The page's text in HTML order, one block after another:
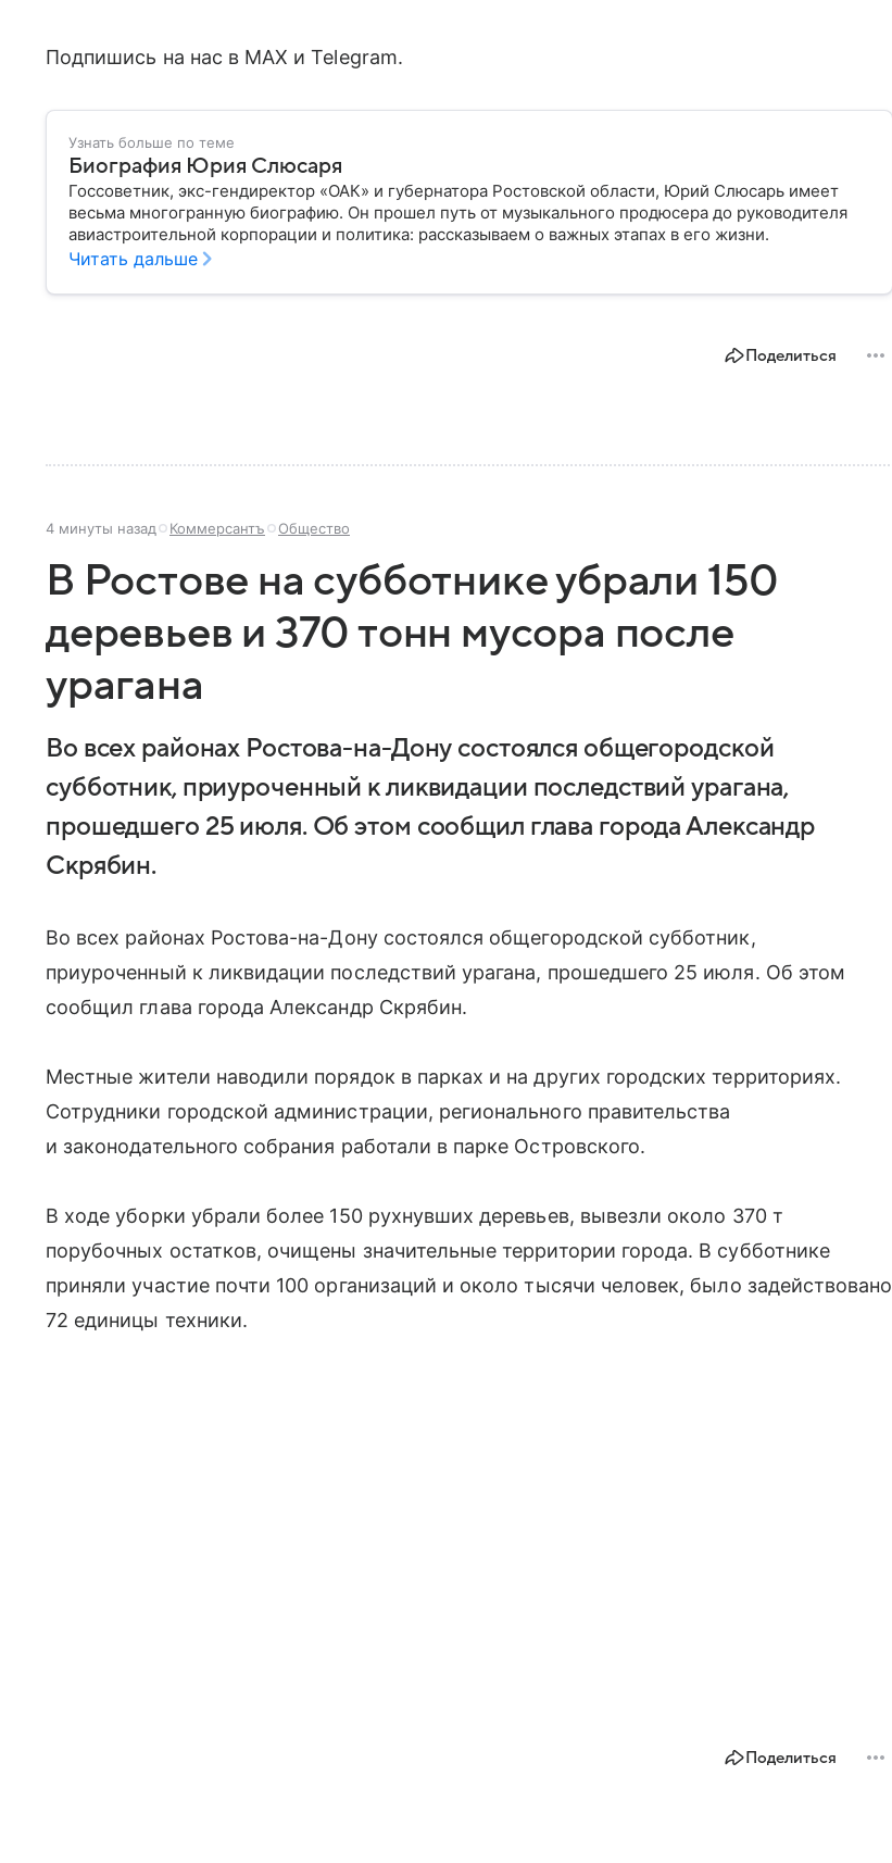
Подпишись на нас в МАХ и Telegram.
Узнать больше по теме
Биография Юрия Слюсаря
Госсоветник, экс-гендиректор «ОАК» и губернатора Ростовской области, Юрий Слюсарь имеет
весьма многогранную биографию. Он прошел путь от музыкального продюсера до руководителя
авиастроительной корпорации и политика: рассказываем о важных этапах в его жизни.
Читать дальше
Поделиться
4 минуты назад Коммерсантъ Общество
В Ростове на субботнике убрали 150
деревьев и 370 тонн мусора после
урагана
Во всех районах Ростова-на-Дону состоялся общегородской
субботник, приуроченный к ликвидации последствий урагана,
прошедшего 25 июля. Об этом сообщил глава города Александр
Скрябин.
Во всех районах Ростова-на-Дону состоялся общегородской субботник,
приуроченный к ликвидации последствий урагана, прошедшего 25 июля. Об этом
сообщил глава города Александр Скрябин.
Местные жители наводили порядок в парках и на других городских территориях.
Сотрудники городской администрации, регионального правительства
и законодательного собрания работали в парке Островского.
В ходе уборки убрали более 150 рухнувших деревьев, вывезли около 370 т
порубочных остатков, очищены значительные территории города. В субботнике
приняли участие почти 100 организаций и около тысячи человек, было задействовано
72 единицы техники.
Поделиться